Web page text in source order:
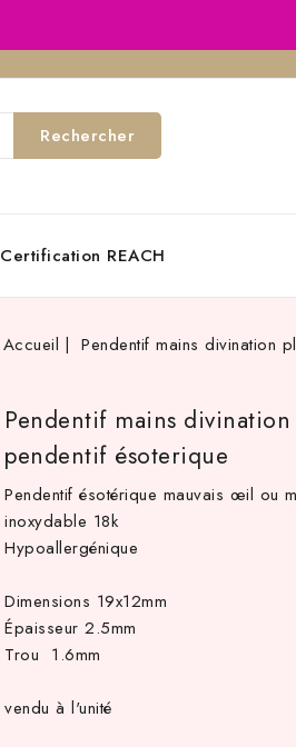
Rechercher
Certification REACH
Accueil Pendentif mains divination
Pendentif mains
pendentif ésoterique
Pendentif ésotérique mauvais œil ou
inoxydable 18k
Hypoallergénique
Dimensions 19x12mm
Épaisseur 2.5mm
Trou 1.6mm
vendu à l'unité